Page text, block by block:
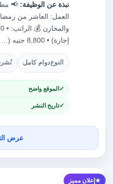
نبذة عن الوظيفة: 📢
العمل: العاشر من
إجازة) • 8,800 جنيه (…
النوعدوام كامل
الموقع واضح
تاريخ النشر
عرض
إعلان مميز